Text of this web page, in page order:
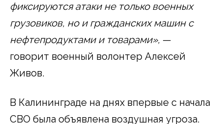
фиксируются атаки не только военных
грузовиков, но и гражданских машин с
нефтепродуктами и товарами», —
говорит военный волонтер Алексей
Живов.
В Калининграде на днях впервые с начала
СВО была объявлена воздушная угроза.